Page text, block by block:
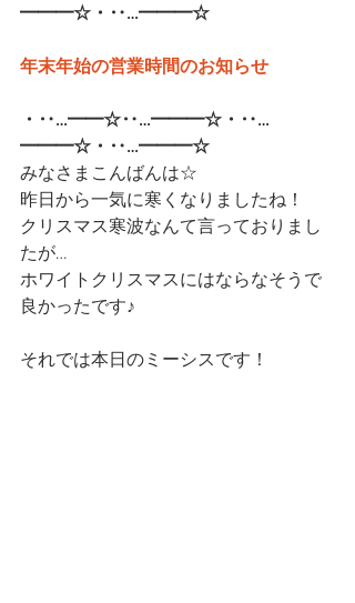
━━━☆・‥…━━━☆
年末年始の営業時間のお知らせ
・‥…━━☆‥…━━━☆・‥…
━━━☆・‥…━━━☆
みなさまこんばんは☆
昨日から一気に寒くなりましたね！
クリスマス寒波なんて言っておりまし
たが…
ホワイトクリスマスにはならなそうで
良かったです♪
それでは本日のミーシスです！